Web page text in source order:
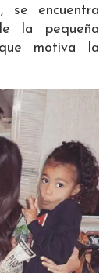
se encuentra
la pequeña
motiva la